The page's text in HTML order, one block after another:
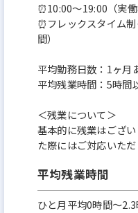
⏰10:00～19:00（実
⏰フレックスタイム
間）
平均勤務日数：1ヶ月
平均残業時間：5時間
＜残業について＞
基本的に残業はござ
た際にはご対応いただ
平均残業時間
ひと月平均0時間～